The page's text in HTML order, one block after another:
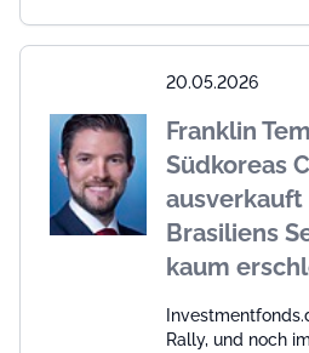
20.05.2026
Franklin
Südkoreas
ausverkauft
Brasiliens
kaum
Rally, und noch